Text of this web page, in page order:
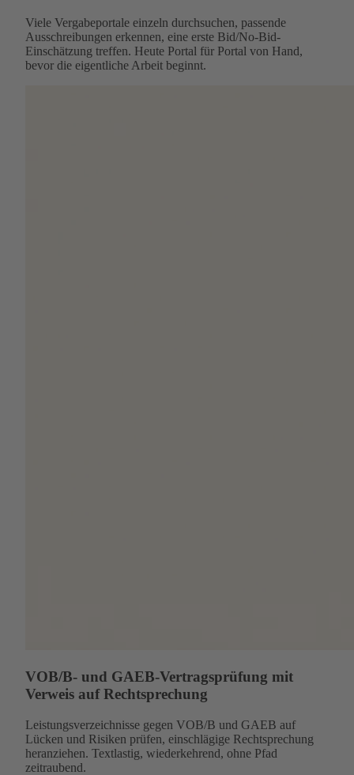
Viele Vergabeportale einzeln durchsuchen, passende
Ausschreibungen erkennen, eine erste Bid/No-Bid-
Einschätzung treffen. Heute Portal für Portal von Hand,
bevor die eigentliche Arbeit beginnt.
VOB/B- und GAEB-Vertragsprüfung mit
Verweis auf Rechtsprechung
Leistungsverzeichnisse gegen VOB/B und GAEB auf
Lücken und Risiken prüfen, einschlägige Rechtsprechung
heranziehen. Textlastig, wiederkehrend, ohne Pfad
zeitraubend.